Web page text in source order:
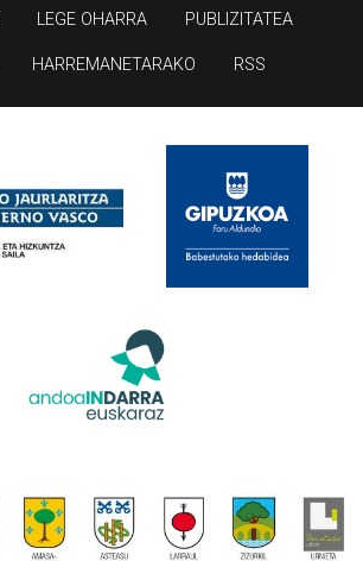
LEGE OHARRA PUBLIZITATEA
HARREMANETARAKO RSS